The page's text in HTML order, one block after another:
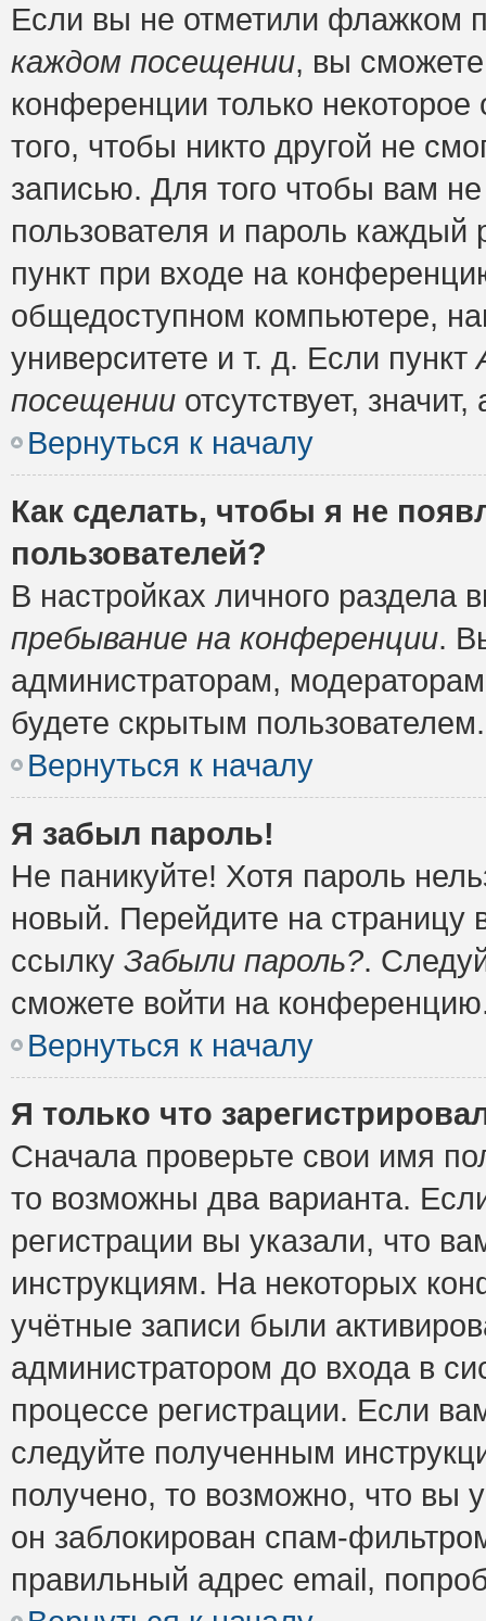
Если вы не отметили флажком
каждом посещении, вы
конференции только
того, чтобы никто другой не
записью. Для того чтобы вам
пользователя и пароль
пункт при входе на
общедоступном компьютере,
университете и т. д. Если пункт
посещении отсутствует,
Вернуться к началу
Как сделать, чтобы я не
пользователей?
В настройках личного
пребывание на конференции.
администраторам,
будете скрытым пользователем.
Вернуться к началу
Я забыл пароль!
Не паникуйте! Хотя пароль
новый. Перейдите на
ссылку Забыли пароль?.
сможете войти на
Вернуться к началу
Я только что
Сначала проверьте свои имя
то возможны два варианта.
регистрации вы указали, что
инструкциям. На некоторых
учётные записи были
администратором до входа в
процессе регистрации. Если
следуйте полученным
получено, то возможно, что вы
он заблокирован спам-
правильный адрес email,